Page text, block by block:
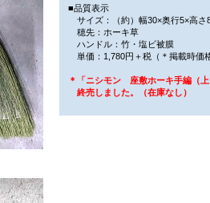
■品質表示
サイズ：（約）幅30×奥行5×高さ
穂先：ホーキ草
ハンドル：竹・塩ビ被膜
単価：1,780円＋税（＊掲載時価
＊「ニシモン 座敷ホーキ手編（
終売しました。（在庫なし）